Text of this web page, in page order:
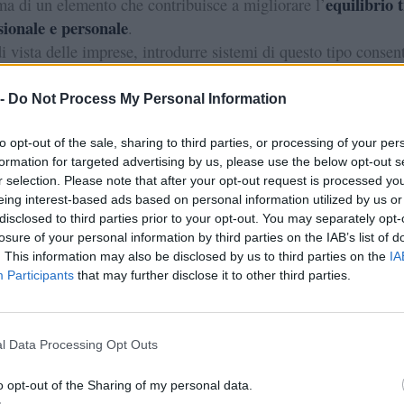
Do Not Process My Personal Information
opt-out of the sale, sharing to third parties, or processing of your
for targeted advertising by us, please use the below opt-out
selection. Please note that after your opt-out request is processed
interest-based ads based on personal information utilized by us
to third parties prior to your opt-out. You may separately
of your personal information by third parties on the IAB’s list of
This information may also be disclosed by us to third parties on the
Participants that may further disclose it to other third parties.
Data Processing Opt Outs
opt-out of the Sharing of my personal data.
e personale.
vista delle imprese, introdurre sistemi di questo tipo
I costi risultano infattifiscalmente più vantaggiosi
avere a disposizione uno strumento utilizzabile in
commerciali rappresenta un aiuto concreto. La
dove consumare un pasto o effettuare piccoli acquisti
alle abitudini quotidiane, rendendolo davvero utile.
fiscali: perché le aziende risparmiano
principali del successo dei buoni pasto riguarda la loro